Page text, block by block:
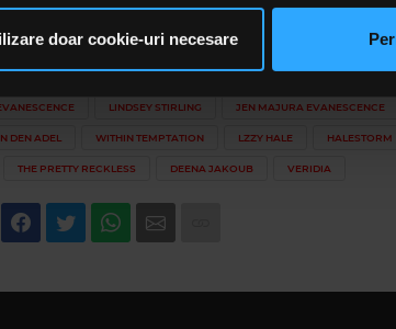
rețele sociale, de publicitate și de analize
cu alte informații oferite de dvs. sau culese în
doar cookie-uri necesare
LINDSEY STIRLING JEN MAJURA EVANESCENCE
DEN ADEL WITHIN TEMPTATION LZZY HALE HALESTORM
THE PRETTY RECKLESS DEENA JAKOUB VERIDIA